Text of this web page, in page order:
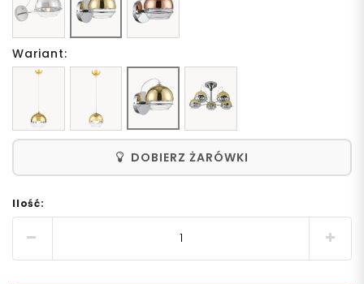
Wariant:
DOBIERZ ŻARÓWKI
Ilość: